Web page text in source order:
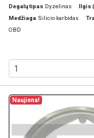
Degalų tipas Dyzelinas Ilgis
Medžiaga Silicio karbidas
OBD
Naujiena!